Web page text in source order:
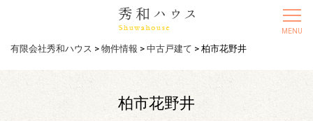
有限会社秀和ハウス > 物件情報 > 中古戸建て > 柏市花野井
柏市花野井